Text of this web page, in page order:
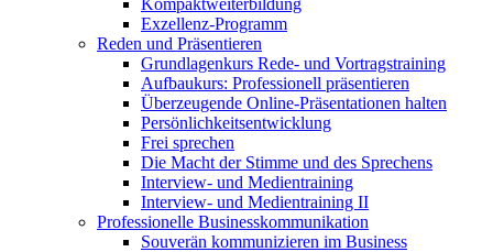
Kompaktweiterbildung
Exzellenz-Programm
Reden und Präsentieren
Grundlagenkurs Rede- und Vortragstraining
Aufbaukurs: Professionell präsentieren
Überzeugende Online-Präsentationen halten
Persönlichkeitsentwicklung
Frei sprechen
Die Macht der Stimme und des Sprechens
Interview- und Medientraining
Interview- und Medientraining II
Professionelle Businesskommunikation
Souverän kommunizieren im Business